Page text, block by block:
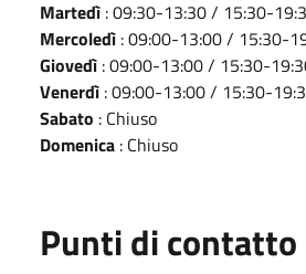
Martedì : 09:30-13:30 / 15:30-
Mercoledì : 09:00-13:00 / 15:30-
Giovedì : 09:00-13:00 / 15:30-
Venerdì : 09:00-13:00 / 15:30-
Sabato : Chiuso
Domenica : Chiuso
Punti di contatto